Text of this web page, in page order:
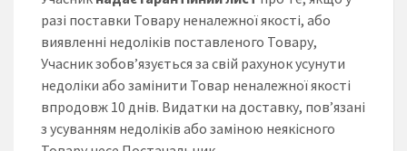
разі поставки Товару неналежної якості, або
виявленні недоліків поставленого Товару,
Учасник зобов’язується за свій рахунок усунути
недоліки або замінити Товар неналежної якості
впродовж 10 днів. Видатки на доставку, пов’язані
з усуванням недоліків або заміною неякісного